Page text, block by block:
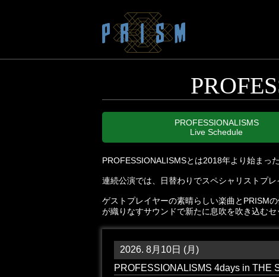
PROFESSIONALISMS
Live Schedule
PROFESSIONALISMSとは2018年より始まっ
連続公演では、日替わりでスペシャリストプレ
ゲストプレイヤーの素晴らしい楽曲とPRISM
が織りなすサウンドで新たに息吹を吹き込むセ
2026. 8月10日 (月)
PROFESSIONALISMS 4days in THE